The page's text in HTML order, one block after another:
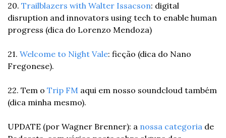
20. Trailblazers with Walter Issacson: digital
disruption and innovators using tech to enable human
progress (dica do Lorenzo Mendoza)
21. Welcome to Night Vale: ficção (dica do Nano
Fregonese).
22. Tem o Trip FM aqui em nosso soundcloud também
(dica minha mesmo).
UPDATE (por Wagner Brenner): a nossa categoria de